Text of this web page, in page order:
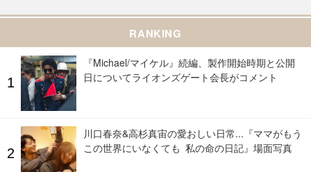
RANKING
『Michael/マイケル』続編、製作開始時期と公開
日についてライオンズゲート会長がコメント
川口春奈&高杉真宙の愛おしい日常...『ママがもう
この世界にいなくても 私の命の日記』場面写真